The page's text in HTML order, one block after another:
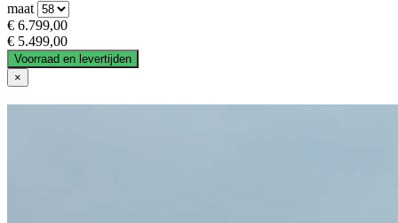
maat
€ 6.799,00
€ 5.499,00
Voorraad en levertijden
×